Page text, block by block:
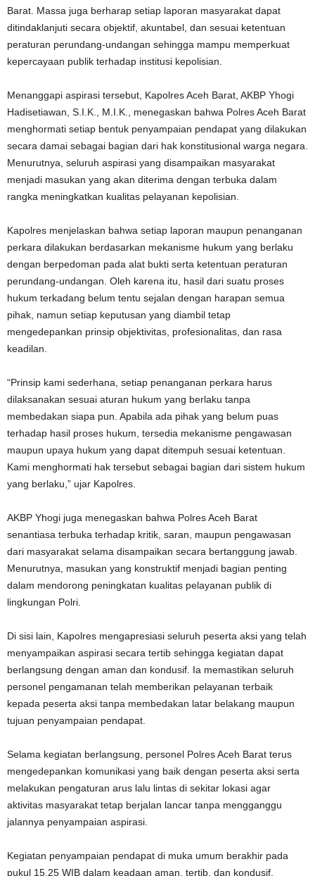
Barat. Massa juga berharap setiap laporan masyarakat dapat
ditindaklanjuti secara objektif, akuntabel, dan sesuai ketentuan
peraturan perundang-undangan sehingga mampu memperkuat
kepercayaan publik terhadap institusi kepolisian.
Menanggapi aspirasi tersebut, Kapolres Aceh Barat, AKBP Yhogi
Hadisetiawan, S.I.K., M.I.K., menegaskan bahwa Polres Aceh Barat
menghormati setiap bentuk penyampaian pendapat yang dilakukan
secara damai sebagai bagian dari hak konstitusional warga negara.
Menurutnya, seluruh aspirasi yang disampaikan masyarakat
menjadi masukan yang akan diterima dengan terbuka dalam
rangka meningkatkan kualitas pelayanan kepolisian.
Kapolres menjelaskan bahwa setiap laporan maupun penanganan
perkara dilakukan berdasarkan mekanisme hukum yang berlaku
dengan berpedoman pada alat bukti serta ketentuan peraturan
perundang-undangan. Oleh karena itu, hasil dari suatu proses
hukum terkadang belum tentu sejalan dengan harapan semua
pihak, namun setiap keputusan yang diambil tetap
mengedepankan prinsip objektivitas, profesionalitas, dan rasa
keadilan.
“Prinsip kami sederhana, setiap penanganan perkara harus
dilaksanakan sesuai aturan hukum yang berlaku tanpa
membedakan siapa pun. Apabila ada pihak yang belum puas
terhadap hasil proses hukum, tersedia mekanisme pengawasan
maupun upaya hukum yang dapat ditempuh sesuai ketentuan.
Kami menghormati hak tersebut sebagai bagian dari sistem hukum
yang berlaku,” ujar Kapolres.
AKBP Yhogi juga menegaskan bahwa Polres Aceh Barat
senantiasa terbuka terhadap kritik, saran, maupun pengawasan
dari masyarakat selama disampaikan secara bertanggung jawab.
Menurutnya, masukan yang konstruktif menjadi bagian penting
dalam mendorong peningkatan kualitas pelayanan publik di
lingkungan Polri.
Di sisi lain, Kapolres mengapresiasi seluruh peserta aksi yang telah
menyampaikan aspirasi secara tertib sehingga kegiatan dapat
berlangsung dengan aman dan kondusif. Ia memastikan seluruh
personel pengamanan telah memberikan pelayanan terbaik
kepada peserta aksi tanpa membedakan latar belakang maupun
tujuan penyampaian pendapat.
Selama kegiatan berlangsung, personel Polres Aceh Barat terus
mengedepankan komunikasi yang baik dengan peserta aksi serta
melakukan pengaturan arus lalu lintas di sekitar lokasi agar
aktivitas masyarakat tetap berjalan lancar tanpa mengganggu
jalannya penyampaian aspirasi.
Kegiatan penyampaian pendapat di muka umum berakhir pada
pukul 15.25 WIB dalam keadaan aman, tertib, dan kondusif.